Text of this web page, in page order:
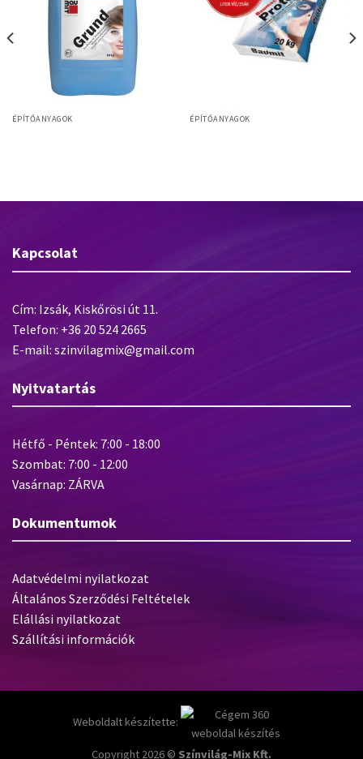
ÉPÍTŐANYAGOK ÉPÍTŐANYAGOK
Kapcsolat
Cím: Izsák, Kiskőrösi út 11.
Telefon: +36 20 524 2665
E-mail: szinvilagmix@gmail.com
Nyitvatartás
Hétfő - Péntek: 7:00 - 18:00
Szombat: 7:00 - 12:00
Vasárnap: ZÁRVA
Dokumentumok
Adatvédelmi nyilatkozat
Általános Szerződési Feltételek
Elállási nyilatkozat
Szállítási információk
Weboldalt készítette:
Copyright 2026 © Színvilág-Mix Kft.